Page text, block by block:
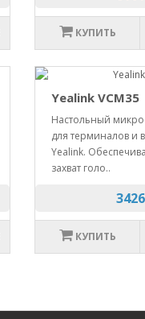
КУПИТЬ
Yealink VCM35
Настольный
для терминалов и
Yealink.
захват голо..
КУПИТЬ